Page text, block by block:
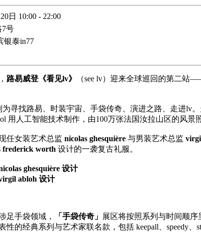
日 10:00 - 22:00
7号
银泰in77
路易威登《看见lv》 （see lv）迎来全球巡回的第二站
为寻找路易、时装宇宙、手袋传奇、演进之路、走进lv。
用人工智能技术制作，由100万张法国汝拉山区的风景
任女装艺术总监 nicolas ghesquière 与男装艺术总监
frederick worth 设计的一袭复古礼服。
ghesquière 设计
abloh 设计
足手袋领域， 「手袋传奇」 展区将按照系列与时间顺
的经典系列与艺术家联名款，包括 keepall、speedy、